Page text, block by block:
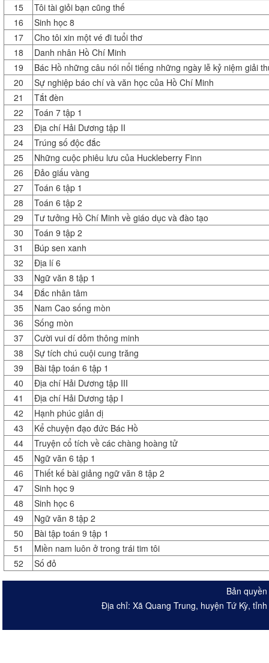
15
Tôi tài giỏi bạn cũng thế
16
Sinh học 8
17
Cho tôi xin một vé đi tuổi thơ
18
Danh nhân Hồ Chí Minh
19
Bác Hồ những câu nói nổi tiếng những ngày lễ kỷ niệm giải
20
Sự nghiệp báo chí và văn học của Hồ Chí Minh
21
Tắt đèn
22
Toán 7 tập 1
23
Địa chí Hải Dương tập II
24
Trúng số độc đắc
25
Những cuộc phiêu lưu của Huckleberry Finn
26
Đảo giấu vàng
27
Toán 6 tập 1
28
Toán 6 tập 2
29
Tư tưởng Hồ Chí Minh về giáo dục và đào tạo
30
Toán 9 tập 2
31
Búp sen xanh
32
Địa lí 6
33
Ngữ văn 8 tập 1
34
Đắc nhân tâm
35
Nam Cao sống mòn
36
Sống mòn
37
Cười vui dí dỏm thông minh
38
Sự tích chú cuội cung trăng
39
Bài tập toán 6 tập 1
40
Địa chí Hải Dương tập III
41
Địa chí Hải Dương tập I
42
Hạnh phúc giản dị
43
Kể chuyện đạo đức Bác Hồ
44
Truyện cổ tích về các chàng hoàng tử
45
Ngữ văn 6 tập 1
46
Thiết kế bài giảng ngữ văn 8 tập 2
47
Sinh học 9
48
Sinh học 6
49
Ngữ văn 8 tập 2
50
Bài tập toán 9 tập 1
51
Miền nam luôn ở trong trái tim tôi
52
Số đỏ
Bản
Địa chỉ: Xã Quang Trung, huyện Tứ Kỳ,